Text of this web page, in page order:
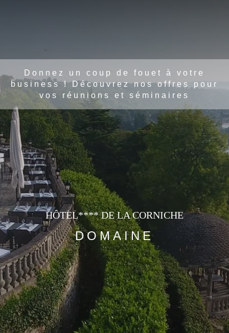
Donnez un coup de fouet à votre
business ! Découvrez nos offres pour
vos réunions et séminaires
HÔTEL**** DE LA CORNICHE
DOMAINE